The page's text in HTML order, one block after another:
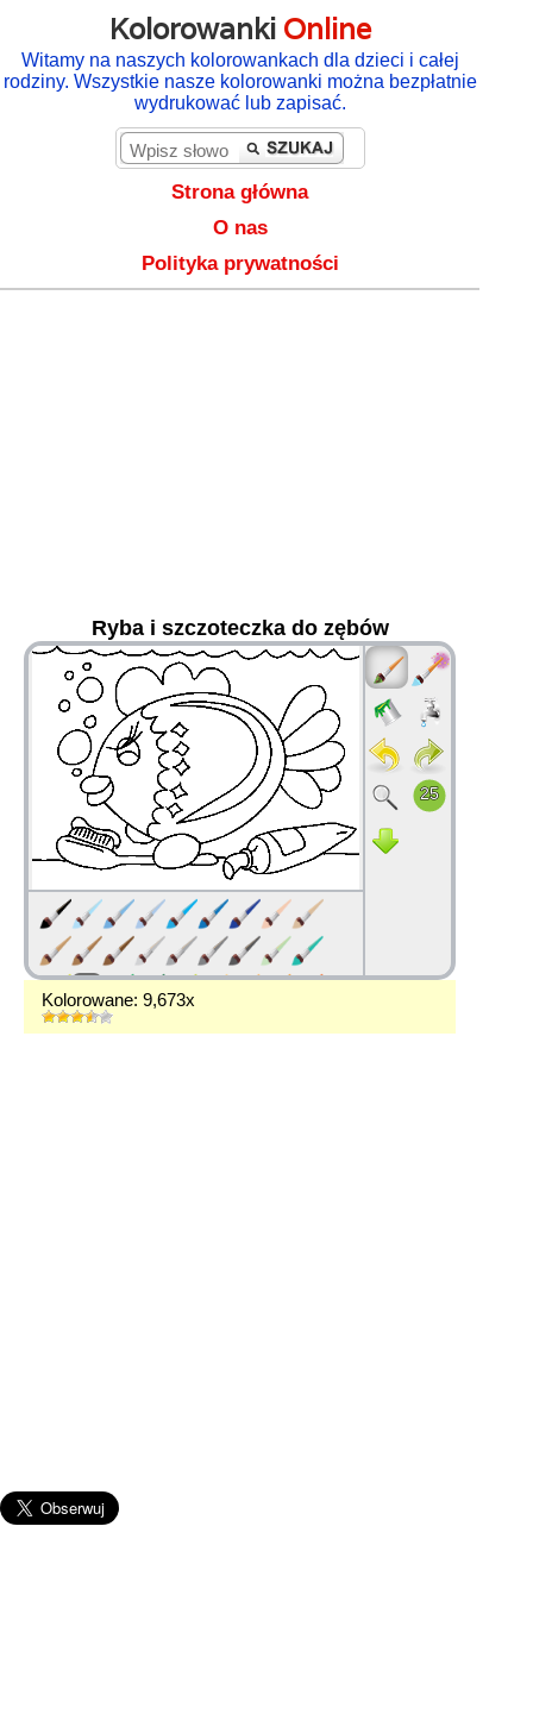
Kolorowanki Online
Witamy na naszych kolorowankach dla dzieci i całej
rodziny. Wszystkie nasze kolorowanki można bezpłatnie
wydrukować lub zapisać.
Strona główna
O nas
Polityka prywatności
Ryba i szczoteczka do zębów
Kolorowane: 9,673x